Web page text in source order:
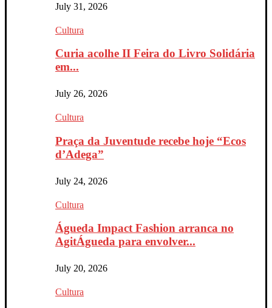
July 31, 2026
Cultura
Curia acolhe II Feira do Livro Solidária
em...
July 26, 2026
Cultura
Praça da Juventude recebe hoje “Ecos
d’Adega”
July 24, 2026
Cultura
Águeda Impact Fashion arranca no
AgitÁgueda para envolver...
July 20, 2026
Cultura